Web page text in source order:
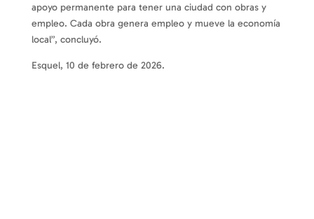
apoyo permanente para tener una ciudad con obras y
empleo. Cada obra genera empleo y mueve la economía
local”, concluyó.
Esquel, 10 de febrero de 2026.